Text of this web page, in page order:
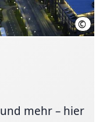
©
mehr – hier